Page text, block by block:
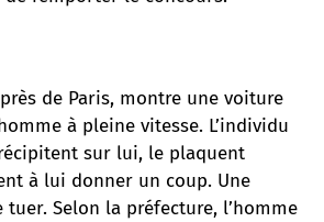
de Paris, montre une voiture
à pleine vitesse. L’individu
sur lui, le plaquent
à lui donner un coup. Une
Selon la préfecture, l’homme